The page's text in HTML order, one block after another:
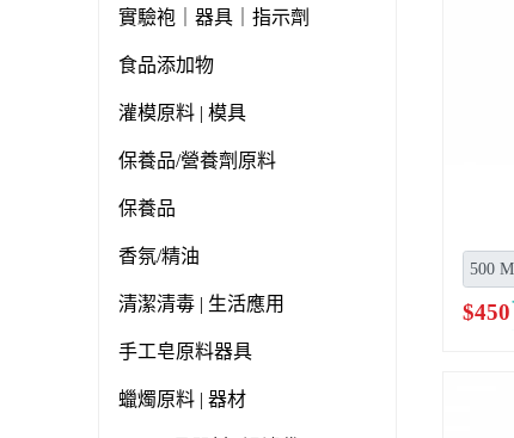
實驗袍｜器具｜指示劑
食品添加物
灌模原料 | 模具
保養品/營養劑原料
保養品
香氛/精油
清潔清毒 | 生活應用
手工皂原料器具
蠟燭原料 | 器材
$450